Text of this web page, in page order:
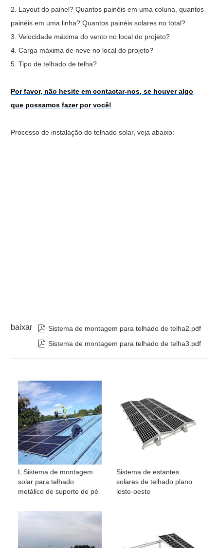
2. Layout do painel? Quantos painéis em uma coluna, quantos
painéis em uma linha? Quantos painéis solares no total?
3. Velocidade máxima do vento no local do projeto?
4. Carga máxima de neve no local do projeto?
5. Tipo de telhado de telha?
Por favor, não hesite em contactar-nos, se houver algo
que possamos fazer por você!
Processo de instalação do telhado solar, veja abaixo:
baixar  Sistema de montagem para telhado de telha2.pdf
 Sistema de montagem para telhado de telha3.pdf
L Sistema de montagem
solar para telhado
metálico de suporte de pé
Sistema de estantes
solares de telhado plano
leste-oeste